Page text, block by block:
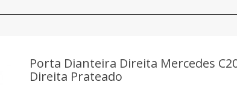
Porta Dianteira Direita Mercedes
Direita Prateado